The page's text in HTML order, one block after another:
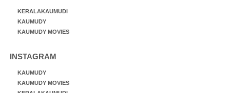
KERALAKAUMUDI
KAUMUDY
KAUMUDY MOVIES
INSTAGRAM
KAUMUDY
KAUMUDY MOVIES